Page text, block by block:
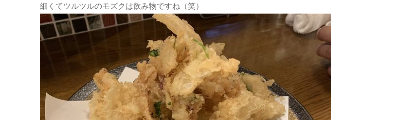
細くてツルツルのモズクは飲み物ですね（笑）